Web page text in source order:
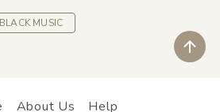
MUSIC
About Us Help